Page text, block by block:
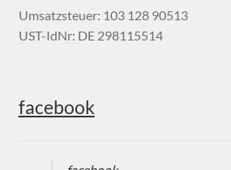
Umsatzsteuer: 103 128 90513
UST-IdNr: DE 298115514
facebook